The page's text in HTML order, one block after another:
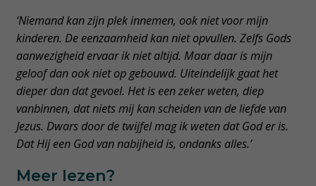
‘Niemand kan zijn plek innemen, ook niet voor mijn
kinderen. De eenzaamheid kan niet opvullen. Zelfs Gods
aanwezigheid ervaar ik niet altijd. Maar daar is mijn
geloof dan ook niet op gebouwd. Uiteindelijk gaat het
dieper dan dat gevoel. Het is een zeker weten, diep
vanbinnen, dat niets mij kan scheiden van de liefde van
Jezus. Dwars door de twijfel mag ik weten dat God er is.
Dat Hij een God van nabijheid is, ondanks alles.’
Meer lezen?